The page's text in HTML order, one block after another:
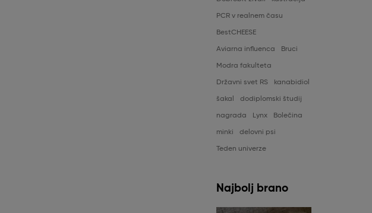
PCR v realnem času
BestCHEESE
Aviarna influenca Bruci
Modra fakulteta
Državni svet RS kanabidiol
šakal dodiplomski študij
nagrada Lynx Bolečina
minki delovni psi
Teden univerze
Najbolj brano